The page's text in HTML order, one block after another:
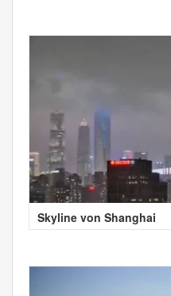
Skyline von Shanghai